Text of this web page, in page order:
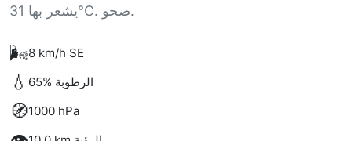
يشعر بها 31°C. صحو.
🌬️8 km/h SE
💧 65% الرطوبة
🧭1000 hPa